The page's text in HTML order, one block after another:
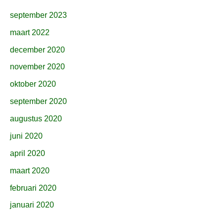
september 2023
maart 2022
december 2020
november 2020
oktober 2020
september 2020
augustus 2020
juni 2020
april 2020
maart 2020
februari 2020
januari 2020